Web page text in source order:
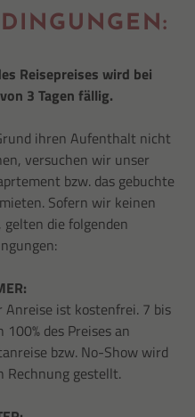
Reisepreises wird bei
3 Tagen fällig.
ihren Aufenthalt nicht
versuchen wir unser
bzw. das gebuchte
Sofern wir keinen
die folgenden
Anreise ist kostenfrei. 7 bis
des Preises an
bzw. No-Show wird
Rechnung gestellt.